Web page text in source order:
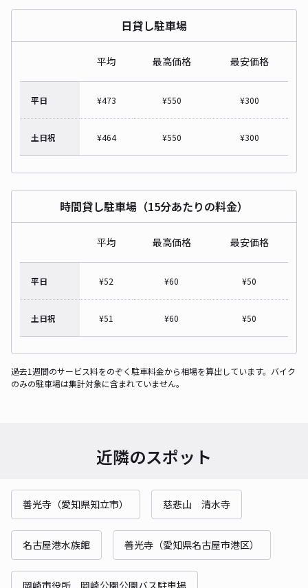
日貸し駐車場
平均 最高価格 最安価格
平日 ¥473 ¥550 ¥300
土日祝 ¥464 ¥550 ¥300
時間貸し駐車場（15分あたりの料金）
平均 最高価格 最安価格
平日 ¥52 ¥60 ¥50
土日祝 ¥51 ¥60 ¥50
過去1週間のサービス料をのぞく駐車料金から相場を算出しています。バイク
のみの駐車場は集計対象に含まれていません。
近隣のスポット
善光寺（愛知県知立市） 慈悲山 清水寺
名古屋港水族館 善光寺（愛知県名古屋市港区）
岡崎市役所 岡崎公園公園バス駐車場